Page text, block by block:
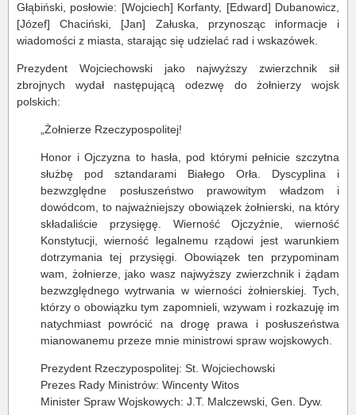
Głąbiński, posłowie: [Wojciech] Korfanty, [Edward] Dubanowicz,
[Józef] Chaciński, [Jan] Załuska, przynosząc informacje i
wiadomości z miasta, starając się udzielać rad i wskazówek.
Prezydent Wojciechowski jako najwyższy zwierzchnik sił
zbrojnych wydał następującą odezwę do żołnierzy wojsk
polskich:
„Żołnierze Rzeczypospolitej!
Honor i Ojczyzna to hasła, pod którymi pełnicie szczytna
służbę pod sztandarami Białego Orła. Dyscyplina i
bezwzględne posłuszeństwo prawowitym władzom i
dowódcom, to najważniejszy obowiązek żołnierski, na który
składaliście przysięgę. Wierność Ojczyźnie, wierność
Konstytucji, wierność legalnemu rządowi jest warunkiem
dotrzymania tej przysięgi. Obowiązek ten przypominam
wam, żołnierze, jako wasz najwyższy zwierzchnik i żądam
bezwzględnego wytrwania w wierności żołnierskiej. Tych,
którzy o obowiązku tym zapomnieli, wzywam i rozkazuję im
natychmiast powrócić na drogę prawa i posłuszeństwa
mianowanemu przeze mnie ministrowi spraw wojskowych.
Prezydent Rzeczypospolitej: St. Wojciechowski
Prezes Rady Ministrów: Wincenty Witos
Minister Spraw Wojskowych: J.T. Malczewski, Gen. Dyw.